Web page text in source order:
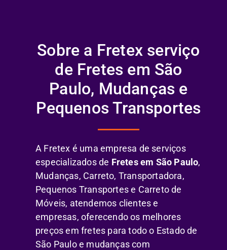
Sobre a Fretex serviço
de Fretes em São
Paulo, Mudanças e
Pequenos Transportes
A Fretex é uma empresa de serviços
especializados de Fretes em São Paulo,
Mudanças, Carreto, Transportadora,
Pequenos Transportes e Carreto de
Móveis, atendemos clientes e
empresas, oferecendo os melhores
preços em fretes para todo o Estado de
São Paulo e mudanças com